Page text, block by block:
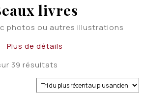
livres
photos ou autres illustrations
Plus de détails
39 résultats
plus